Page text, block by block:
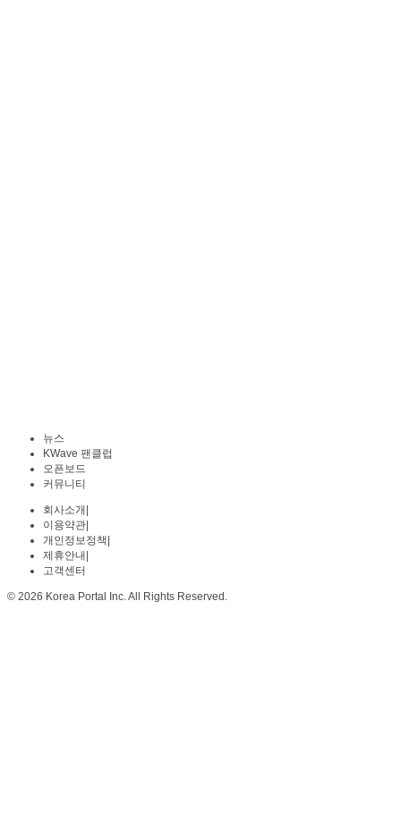
뉴스
KWave 팬클럽
오픈보드
커뮤니티
회사소개
이용약관
개인정보정책
제휴안내
고객센터
© 2026 Korea Portal Inc. All Rights Reserved.